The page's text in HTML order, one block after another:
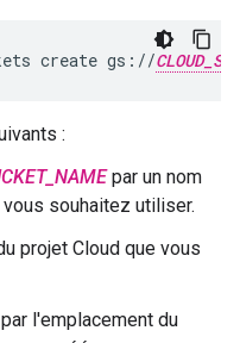
create gs://
:
par un nom
souhaitez utiliser.
projet Cloud que vous
par l'emplacement du